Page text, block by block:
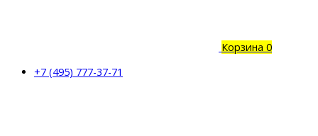
Корзина 0
+7 (495) 777-37-71